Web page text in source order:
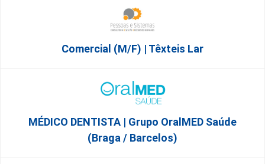
Comercial (m/f) | Têxteis Lar
MÉDICO DENTISTA | Grupo OralMED Saúde
(Braga / Barcelos)